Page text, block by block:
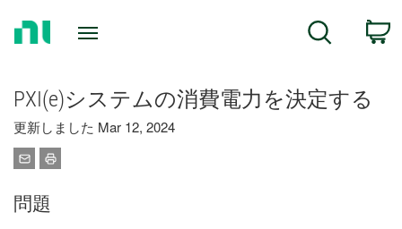
Search
PXI(e)システムの消費電力を決定する
更新しました Mar 12, 2024
問題